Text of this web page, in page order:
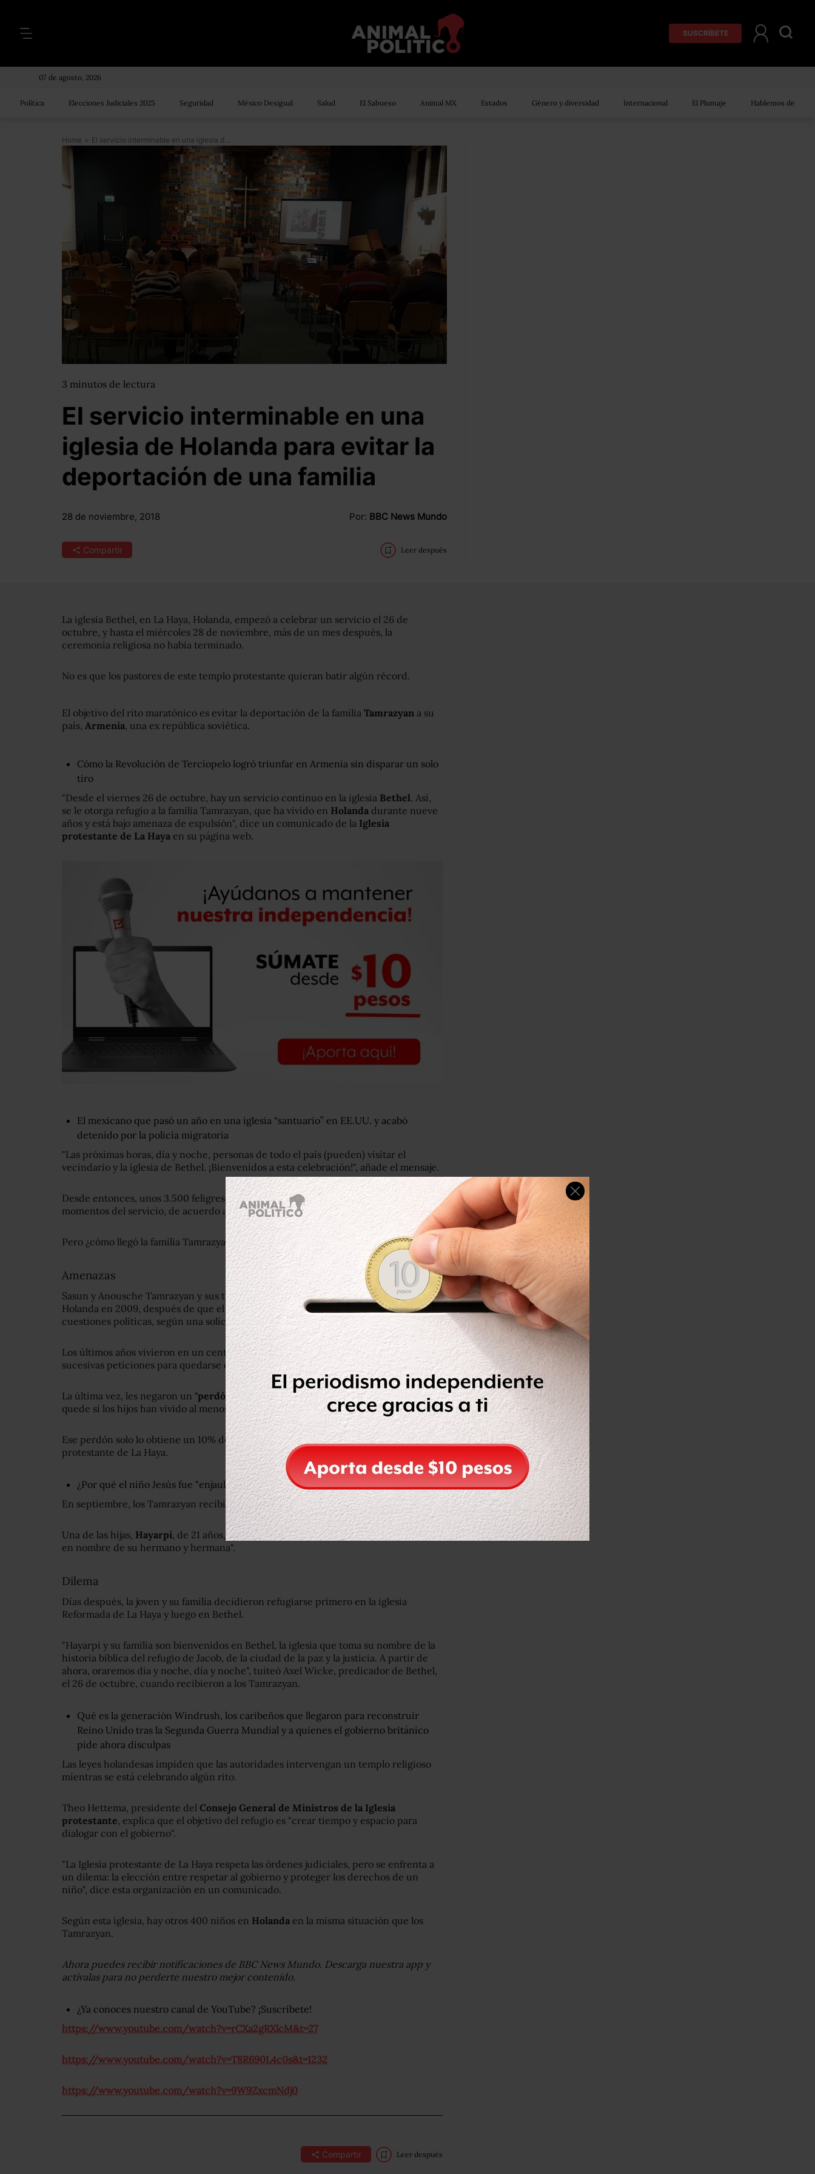
SUSCRÍBETE
07 de agosto, 2026
Política Elecciones Judiciales 2025 Seguridad México Desigual Salud El Sabueso Animal MX Estados Género y diversidad Internacional El Plumaje Hablemos de
Home > El servicio interminable en una iglesia de Holanda para evitar la deportación de una familia
3 minutos de lectura
El servicio interminable en una
iglesia de Holanda para evitar la
deportación de una familia
28 de noviembre, 2018 Por: BBC News Mundo
Compartir Leer después
La iglesia Bethel, en La Haya, Holanda, empezó a celebrar un servicio el 26 de
octubre, y hasta el miércoles 28 de noviembre, más de un mes después, la
ceremonia religiosa no había terminado.
No es que los pastores de este templo protestante quieran batir algún récord.
El objetivo del rito maratónico es evitar la deportación de la familia Tamrazyan a su
país, Armenia, una ex república soviética.
Cómo la Revolución de Terciopelo logró triunfar en Armenia sin disparar un solo
tiro
"Desde el viernes 26 de octubre, hay un servicio continuo en la iglesia Bethel. Así,
se le otorga refugio a la familia Tamrazyan, que ha vivido en Holanda durante nueve
años y está bajo amenaza de expulsión", dice un comunicado de la Iglesia
protestante de La Haya en su página web.
El mexicano que pasó un año en una iglesia “santuario” en EE.UU. y acabó
detenido por la policía migratoria
"Las próximas horas, día y noche, personas de todo el país (pueden) visitar el
vecindario y la iglesia de Bethel. ¡Bienvenidos a esta celebración!", añade el mensaje.
Desde entonces, unos 3.500 feligreses y 400 pastores han participado en distintos
momentos del servicio, de acuerdo a la Iglesia.
Pero ¿cómo llegó la familia Tamrazyan a esta situación?
Amenazas
Sasun y Anousche Tamrazyan y sus tres hijos, Hayarpi, Warduhi y Seyran, llegaron a
Holanda en 2009, después de que el padre recibiera amenazas de muerte por
cuestiones políticas, según una solicitud de asilo que cita The Washington Post .
Los últimos años vivieron en un centro de solicitantes de asilo en La Haya, pero sus
sucesivas peticiones para quedarse en Holanda han sido rechazadas.
La última vez, les negaron un "perdón de niños", que permite que una familia se
quede si los hijos han vivido al menos cinco años en Holanda.
Ese perdón solo lo obtiene un 10% de los que lo piden, de acuerdo a la Iglesia
protestante de La Haya.
¿Por qué el niño Jesús fue "enjaulado" por una iglesia de Estados Unidos?
En septiembre, los Tamrazyan recibieron una orden de deportación.
Una de las hijas, Hayarpi, de 21 años, publicó un video en Twitter para "pedir ayuda
en nombre de su hermano y hermana".
Dilema
Días después, la joven y su familia decidieron refugiarse primero en la iglesia
Reformada de La Haya y luego en Bethel.
"Hayarpi y su familia son bienvenidos en Bethel, la iglesia que toma su nombre de la
historia bíblica del refugio de Jacob, de la ciudad de la paz y la justicia. A partir de
ahora, oraremos día y noche, día y noche", tuiteó Axel Wicke, predicador de Bethel,
el 26 de octubre, cuando recibieron a los Tamrazyan.
Qué es la generación Windrush, los caribeños que llegaron para reconstruir
Reino Unido tras la Segunda Guerra Mundial y a quienes el gobierno británico
pide ahora disculpas
Las leyes holandesas impiden que las autoridades intervengan un templo religioso
mientras se está celebrando algún rito.
Theo Hettema, presidente del Consejo General de Ministros de la Iglesia
protestante, explica que el objetivo del refugio es "crear tiempo y espacio para
dialogar con el gobierno".
"La Iglesia protestante de La Haya respeta las órdenes judiciales, pero se enfrenta a
un dilema: la elección entre respetar al gobierno y proteger los derechos de un
niño", dice esta organización en un comunicado.
Según esta iglesia, hay otros 400 niños en Holanda en la misma situación que los
Tamrazyan.
Ahora puedes recibir notificaciones de BBC News Mundo. Descarga nuestra app y
actívalas para no perderte nuestro mejor contenido.
¿Ya conoces nuestro canal de YouTube? ¡Suscríbete!
https://www.youtube.com/watch?v=rCXa2gRXlcM&t=27
https://www.youtube.com/watch?v=T8R690L4c0s&t=1232
https://www.youtube.com/watch?v=9W9ZxcmNdj0
Compartir Leer después